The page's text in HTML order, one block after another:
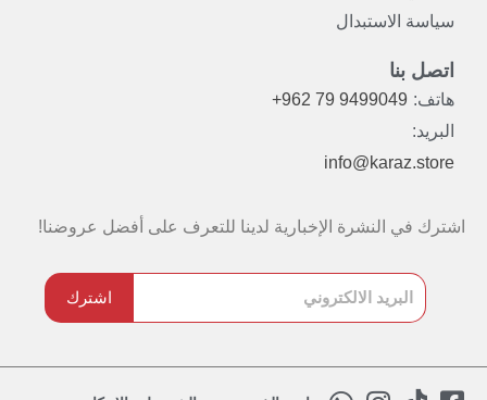
سياسة الاستبدال
اتصل بنا
هاتف: +962 79 9499049
البريد:
info@karaz.store
اشترك في النشرة الإخبارية لدينا للتعرف على أفضل عروضنا!
اشترك